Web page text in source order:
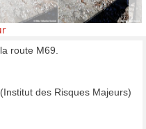
route M69.
des Risques Majeurs)